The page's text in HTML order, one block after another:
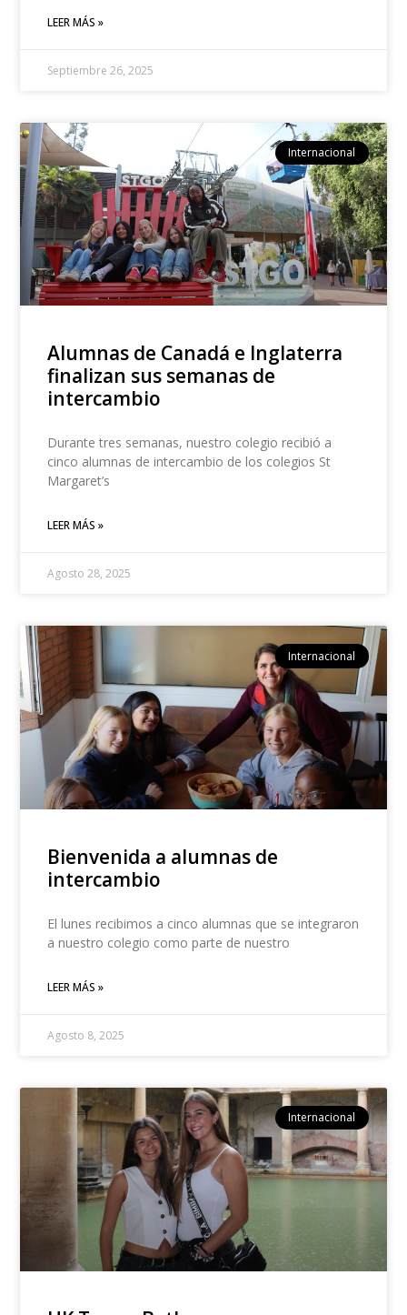
LEER MÁS »
Septiembre 26, 2025
Internacional
Alumnas de Canadá e Inglaterra
finalizan sus semanas de
intercambio
Durante tres semanas, nuestro colegio recibió a
cinco alumnas de intercambio de los colegios St
Margaret’s
LEER MÁS »
Agosto 28, 2025
Internacional
Bienvenida a alumnas de
intercambio
El lunes recibimos a cinco alumnas que se integraron
a nuestro colegio como parte de nuestro
LEER MÁS »
Agosto 8, 2025
Internacional